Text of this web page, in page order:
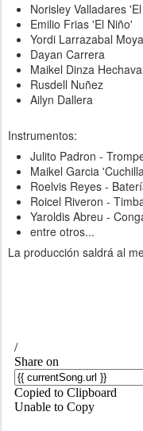
Norisley Valladares
Emilio Frias 'El Niño'
Yordi Larrazabal Moya
Dayan Carrera
Maikel Dinza
Rusdell Nuñez
Ailyn Dallera
Instrumentos:
Julito Padron -
Maikel Garcia
Roelvis Reyes -
Roicel Riveron -
Yaroldis Abreu -
entre otros...
La producción saldrá al